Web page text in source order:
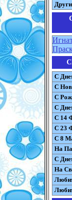
С
С
С
C
С 14
С 23
С 8
На
C
На